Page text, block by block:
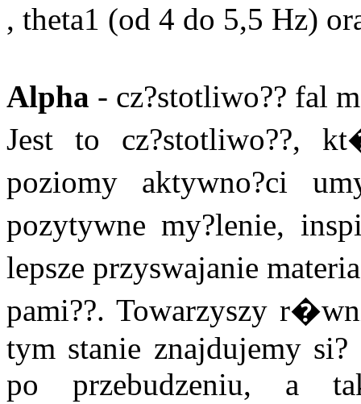
, theta1 (od 4 do 5,5 Hz)
Alpha - cz?stotliwo?? fal
Jest to cz?stotliwo??,
poziomy aktywno?ci
pozytywne my?lenie,
lepsze przyswajanie
pami??. Towarzyszy
tym stanie znajdujemy si?
po przebudzeniu, a